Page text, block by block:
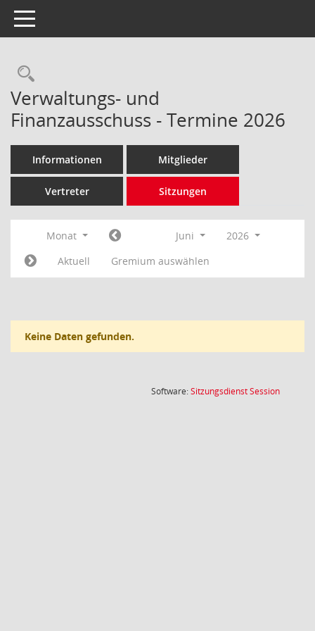
Toggle navigation
Rechercheauswahl
Verwaltungs- und
Finanzausschuss - Termine 2026
Informationen Mitglieder
Vertreter Sitzungen
Monat Juni
2026
Aktuell
Gremium auswählen
Keine Daten gefunden.
Software:SitzungsdienstSession(Wird in